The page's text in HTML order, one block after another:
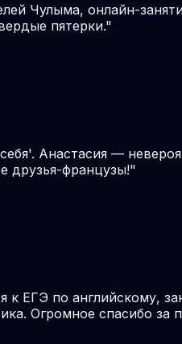
Чулыма, онлайн-
пятерки."
Анастасия —
друзья-французы!"
к ЕГЭ по английскому,
Огромное спасибо за